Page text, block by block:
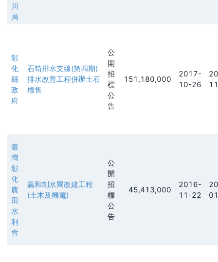
川
局
彰
化
縣
政
府
石笱排水支線(第四期)
排水改善工程併辦土石
標售
公
開
招
標
公
告
151,180,000
2017-
10-26
臺
灣
彰
化
農
田
水
利
會
義和制水閘改建工程
(土木及機電)
公
開
招
標
公
告
45,413,000
2016-
11-22